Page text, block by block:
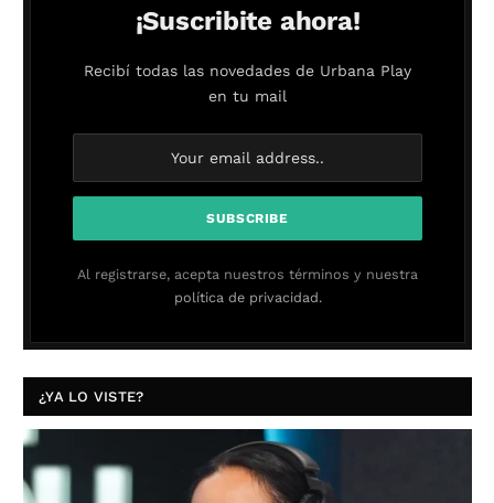
¡Suscribite ahora!
Recibí todas las novedades de Urbana Play
en tu mail
Al registrarse, acepta nuestros términos y nuestra
política de privacidad.
¿YA LO VISTE?